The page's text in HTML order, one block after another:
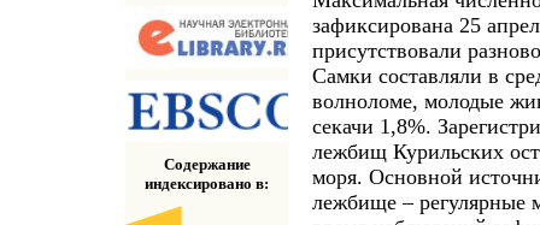
Содержание
индексировано в:
зафиксирована 25
присутствовали
Самки составляли в
волноломе, молодые
секачи 1,8%.
лежбищ Курильских
моря. Основной
лежбище – регулярные